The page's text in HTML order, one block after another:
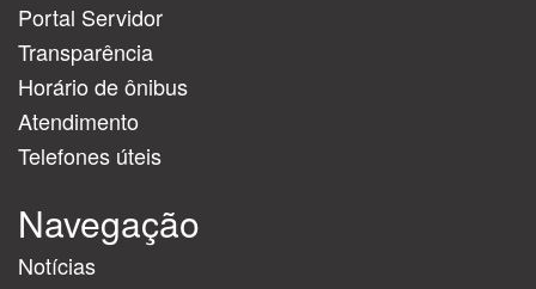
Portal Servidor
Transparência
Horário de ônibus
Atendimento
Telefones úteis
Navegação
Notícias